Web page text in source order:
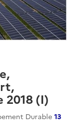
japon
olympiques
(II)
Durable 19